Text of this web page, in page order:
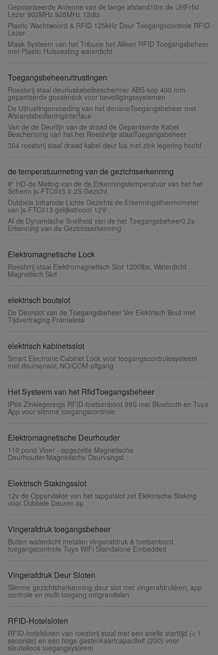
Gepolariseerde Antenne van de lange afstand10m de UHFrfid
Lezer 902MHz 928MHz 12dbi
Plastic Wachtwoord & RFID 125kHz Deur Toegangscontrole RFID
Lezer
Maak Systeem van het Tribune het Alleen RFID Toegangsbeheer
met Plastic Huisvesting waterdicht
Toegangsbeheeruitrustingen
Roestvrij staal deurluskabelbeschermer ABS-kop 400 mm
gepantserde gooseneck voor beveiligingssystemen
De Uitrustingenvoeding van het douaneToegangsbeheer met
Afstandsbedieninginterface
Van de de Deurlijn van de draad de Gepantserde Kabel
Bescherming van het het Roestvrije staalToegangsbeheer
304 roestvrij staal draad kabel deur lus met zink legering hoofd
de temperatuurmeting van de gezichtserkenning
8“ HD-de Meting van de de Erkenningstemperatuur van het het
Scherm js-FTC015 0.2S Gezicht
Dubbele Infrarode Lichte Gezichts de Erkenningsthermometer
van js-FTC013 gelijkstroom 12V
AI de Dynamische Snelheid van de het Toegangsbeheer0.2s
Erkenning van de Gezichtserkenning
Elektromagnetische Lock
Roestvrij staal Elektromagnetisch Slot 1200lbs, Waterdicht
Magnetisch Slot
elektrisch boutslot
De Deurslot van de Toegangsbeheer Ver Elektrisch Bout met
Tijdvertraging Frameless
elektrisch kabinetsslot
Smart Electronic Cabinet Lock voor toegangscontrolesysteem
met deursensor, NO/COM-uitgang
Het Systeem van het RfidToegangsbeheer
IP66 Zinklegerings RFID-toetsenbord 99S met Bluetooth en Tuya
App voor slimme toegangscontrole
Elektromagnetische Deurhouder
110 pond Vloer - opgezette Magnetische
Deurhouder/Magnetische Deurvangst
Elektrisch Stakingsslot
12v de Oppervlakte van het tapgatslot zet Elektrische Staking
voor Dubbele Deuren op
Vingerafdruk toegangsbeheer
Buiten waterdicht metalen vingerafdruk & toetsenbord
toegangscontrole Tuya WiFi Standalone Embedded
Vingerafdruk Deur Sloten
Slimme gezichtsherkenning deur slot met vingerafdrukken, app
controle en multi-toegang ontgrendelen
RFID-Hotelsloten
RFID-hotelsloten van roestvrij staal met een snelle starttijd (< 1
seconde) en een hoge gastenkaartcapaciteit (200) voor
sleutelloos toegangsysteem